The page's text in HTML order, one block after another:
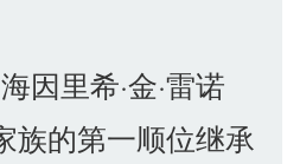
因里希·金·雷诺
族的第一顺位继承